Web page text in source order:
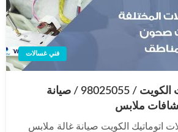
فني غسالات
فني تصليح غسالات الكويت / 98025055 / صيانة
ملابس
اتوماتيك الكويت صيانة غالة ملابس